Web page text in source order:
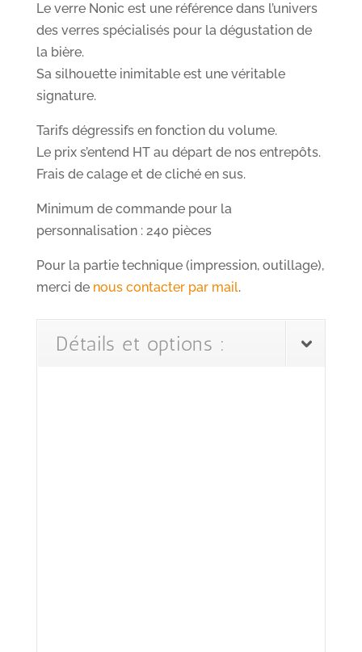
Le verre Nonic est une référence dans l’univers
des verres spécialisés pour la dégustation de
la bière.
Sa silhouette inimitable est une véritable
signature.
Tarifs dégressifs en fonction du volume.
Le prix s’entend HT au départ de nos entrepôts.
Frais de calage et de cliché en sus.
Minimum de commande pour la
personnalisation : 240 pièces
Pour la partie technique (impression, outillage),
merci de nous contacter par mail.
Détails et options :